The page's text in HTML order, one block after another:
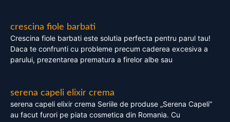
crescina fiole barbati
Crescina fiole barbati este solutia perfecta pentru parul tau!
Daca te confrunti cu probleme precum caderea excesiva a
parului, prezentarea prematura a firelor albe sau
serena capeli elixir crema
serena capeli elixir crema Seriile de produse „Serena Capeli”
au facut furori pe piata cosmetica din Romania. Cu